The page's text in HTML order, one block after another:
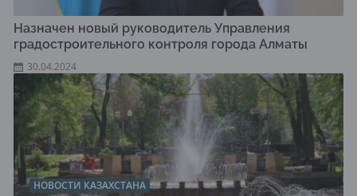
Назначен новый руководитель Управления
градостроительного контроля города Алматы
30.04.2024
НОВОСТИ КАЗАХСТАНА